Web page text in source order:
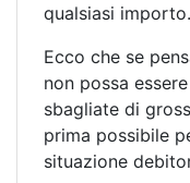
qualsiasi importo.
Ecco che se
non possa
sbagliate di
prima possibile
situazione